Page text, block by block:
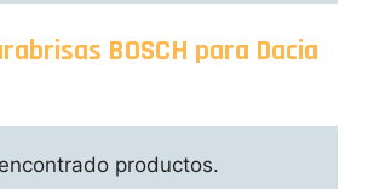
BOSCH para Dacia
productos.